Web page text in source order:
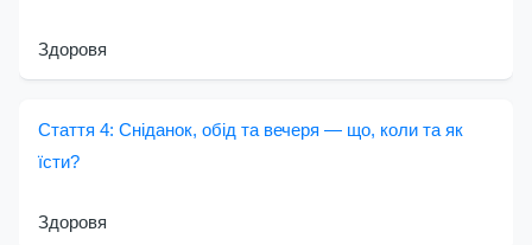
Здоровя
Стаття 4: Сніданок, обід та вечеря — що, коли та як
їсти?
Здоровя